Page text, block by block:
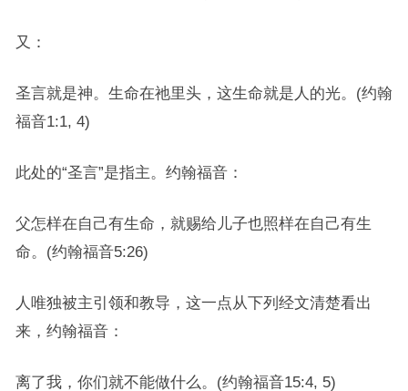
又：
圣言就是神。生命在祂里头，这生命就是人的光。(约翰
福音1:1, 4)
此处的“圣言”是指主。约翰福音：
父怎样在自己有生命，就赐给儿子也照样在自己有生
命。(约翰福音5:26)
人唯独被主引领和教导，这一点从下列经文清楚看出
来，约翰福音：
离了我，你们就不能做什么。(约翰福音15:4, 5)